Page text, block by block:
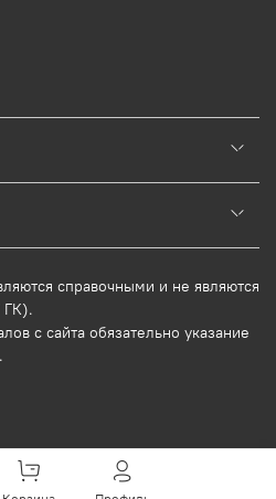
справочными и не являются
ГК).
с сайта обязательно указание